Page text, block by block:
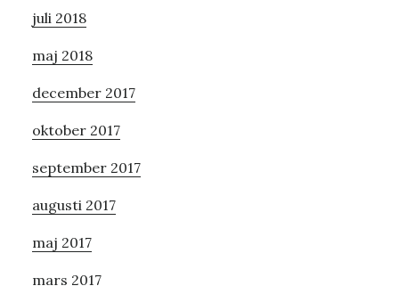
juli 2018
maj 2018
december 2017
oktober 2017
september 2017
augusti 2017
maj 2017
mars 2017